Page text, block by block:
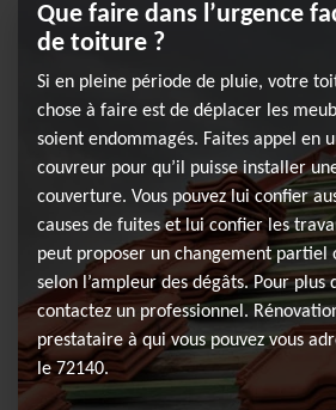
Que faire dans l’urgence
de toiture ?
Si en pleine période de pluie, votre
chose à faire est de déplacer les
soient endommagés. Faites appel en
couvreur pour qu’il puisse installer
couverture. Vous pouvez lui confier
causes de fuites et lui confier les
peut proposer un changement
selon l’ampleur des dégâts. Pour plus
contactez un professionnel.
prestataire à qui vous pouvez vous
le 72140.